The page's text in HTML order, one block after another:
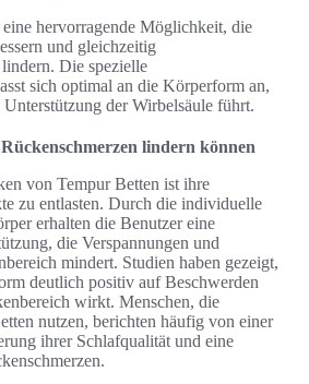
hervorragende Möglichkeit, die
und gleichzeitig
Die spezielle
sich optimal an die Körperform an,
Unterstützung der Wirbelsäule führt.
lindern können
von Tempur Betten ist ihre
zu entlasten. Durch die individuelle
erhalten die Benutzer eine
die Verspannungen und
mindert. Studien haben gezeigt,
deutlich positiv auf Beschwerden
wirkt. Menschen, die
nutzen, berichten häufig von einer
ihrer Schlafqualität und eine